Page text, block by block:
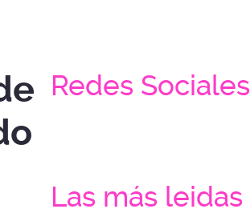
Redes Sociales
Las más leidas